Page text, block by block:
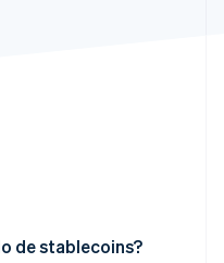
de stablecoins?